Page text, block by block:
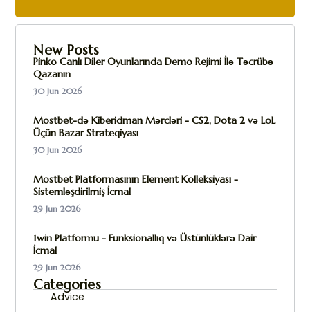
New Posts
Pinko Canlı Diler Oyunlarında Demo Rejimi İlə Təcrübə
Qazanın
30 Jun 2026
Mostbet-də Kiberidman Mərcləri - CS2, Dota 2 və LoL
Üçün Bazar Strateqiyası
30 Jun 2026
Mostbet Platformasının Element Kolleksiyası -
Sistemləşdirilmiş İcmal
29 Jun 2026
1win Platformu - Funksionallıq və Üstünlüklərə Dair
İcmal
29 Jun 2026
Categories
Advice